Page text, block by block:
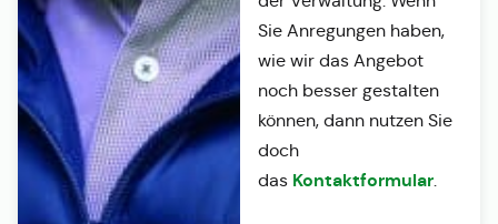
Sie Anregungen haben,
wie wir das Angebot
noch besser gestalten
können, dann nutzen Sie
doch
das Kontaktformular.